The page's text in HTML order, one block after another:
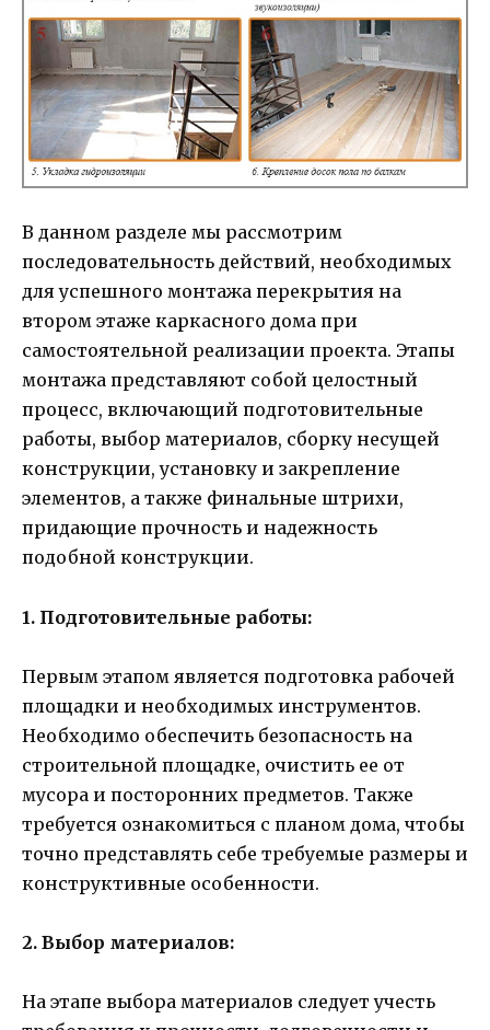
В данном разделе мы рассмотрим
последовательность действий, необходимых
для успешного монтажа перекрытия на
втором этаже каркасного дома при
самостоятельной реализации проекта. Этапы
монтажа представляют собой целостный
процесс, включающий подготовительные
работы, выбор материалов, сборку несущей
конструкции, установку и закрепление
элементов, а также финальные штрихи,
придающие прочность и надежность
подобной конструкции.
1. Подготовительные работы:
Первым этапом является подготовка рабочей
площадки и необходимых инструментов.
Необходимо обеспечить безопасность на
строительной площадке, очистить ее от
мусора и посторонних предметов. Также
требуется ознакомиться с планом дома, чтобы
точно представлять себе требуемые размеры и
конструктивные особенности.
2. Выбор материалов:
На этапе выбора материалов следует учесть